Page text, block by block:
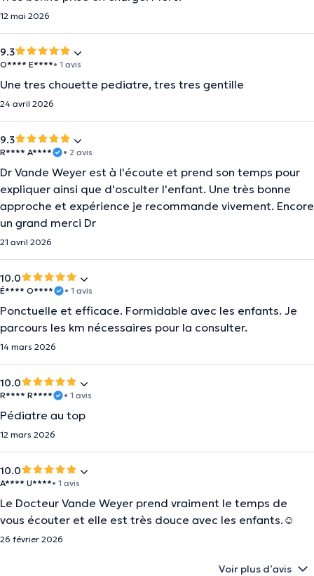
12 mai 2026
9.3
O**** E****• 1 avis
Une tres chouette pediatre, tres tres gentille
24 avril 2026
9.3
R**** A**** • 2 avis
Dr Vande Weyer est à l'écoute et prend son temps pour
expliquer ainsi que d'osculter l'enfant. Une très bonne
approche et expérience je recommande vivement. Encore
un grand merci Dr
21 avril 2026
10.0
É**** O**** • 1 avis
Ponctuelle et efficace. Formidable avec les enfants. Je
parcours les km nécessaires pour la consulter.
14 mars 2026
10.0
R**** R**** • 1 avis
Pédiatre au top
12 mars 2026
10.0
A**** U****• 1 avis
Le Docteur Vande Weyer prend vraiment le temps de
vous écouter et elle est très douce avec les enfants.☺️
26 février 2026
Voir plus d’avis